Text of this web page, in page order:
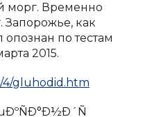
морг. Временно
Запорожье, как
по тестам
2015.
4/gluhodid.htm